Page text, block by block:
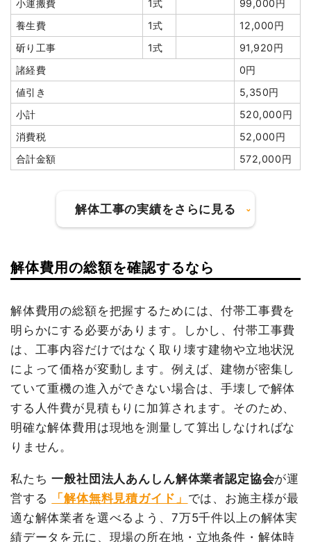
小運搬費
1式
99,000円
養生費
1式
12,000円
斫り工事
1式
91,920円
諸経費
0円
値引き
5,350円
小計
520,000円
消費税
52,000円
合計金額
572,000円
解体工事の実績をさらに見る
建物の種類/構造 内装解体店舗2階建て
建物解体費用 307万9,900円
総額 373万4,390円
品名 数量 単価
金額
内装解体店舗41坪2階建
て
41坪 75,120円 3,079,900円
室内残置物撤去
1式
120,000円
残土撤去
1式
30,000円
家具・家電処分
1式 15,000円
解体費用の総額を確認するなら
解体費用の総額を把握するためには、付帯工事費を
明らかにする必要があります。しかし、付帯工事費
は、工事内容だけではなく取り壊す建物や立地状況
によって価格が変動します。例えば、建物が密集し
ていて重機の進入ができない場合は、手壊しで解体
する人件費が見積もりに加算されます。そのため、
明確な解体費用は現地を測量して算出しなければな
りません。
私たち一般社団法人あんしん解体業者認定協会が運
営する
「解体無料見積ガイド」 では、お施主様が最
適な解体業者を選べるよう、7万5千件以上の解体実
績データを元に、現場の所在地・立地条件・解体時